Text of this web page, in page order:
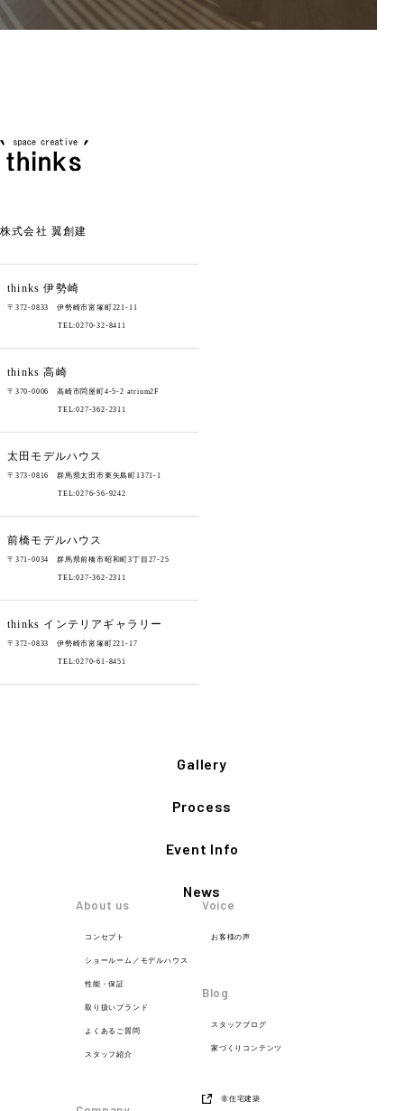
株式会社 翼創建
thinks 伊勢崎
〒372-0833 伊勢崎市富塚町221-11
TEL:0270-32-8411
thinks 高崎
〒370-0006 高崎市問屋町4-5-2 atrium2F
TEL:027-362-2311
太田モデルハウス
〒373-0816 群馬県太田市東矢島町1371-1
TEL:0276-56-9242
前橋モデルハウス
〒371-0034 群馬県前橋市昭和町3丁目27-25
TEL:027-362-2311
thinks インテリアギャラリー
〒372-0833 伊勢崎市富塚町221-17
TEL:0270-61-8451
Gallery
Process
Event Info
News
About us
コンセプト
ショールーム／モデルハウス
性能・保証
取り扱いブランド
よくあるご質問
スタッフ紹介
Voice
お客様の声
Blog
スタッフブログ
家づくりコンテンツ
非住宅建築